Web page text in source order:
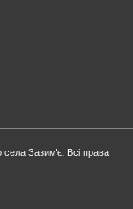
Зазим'є. Всі права